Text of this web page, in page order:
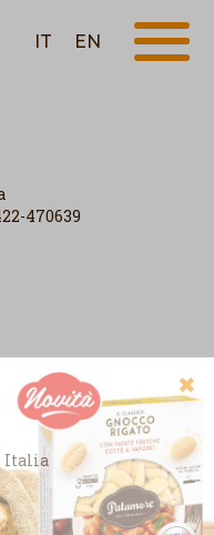
IT EN
✖
470639
Italia